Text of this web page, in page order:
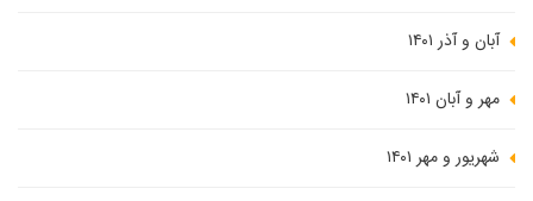
آبان و آذر ۱۴۰۱
مهر و آبان ۱۴۰۱
شهریور و مهر ۱۴۰۱